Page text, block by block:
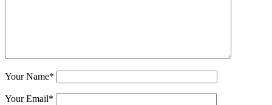
Your Name*
Your Email*